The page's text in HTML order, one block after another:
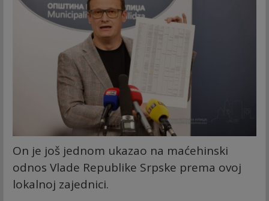
On je još jednom ukazao na maćehinski
odnos Vlade Republike Srpske prema ovoj
lokalnoj zajednici.